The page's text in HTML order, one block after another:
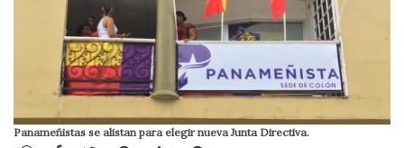
Panameñistas se alistan para elegir nueva Junta Directiva.